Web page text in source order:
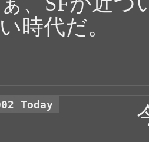
時代だ。
Today